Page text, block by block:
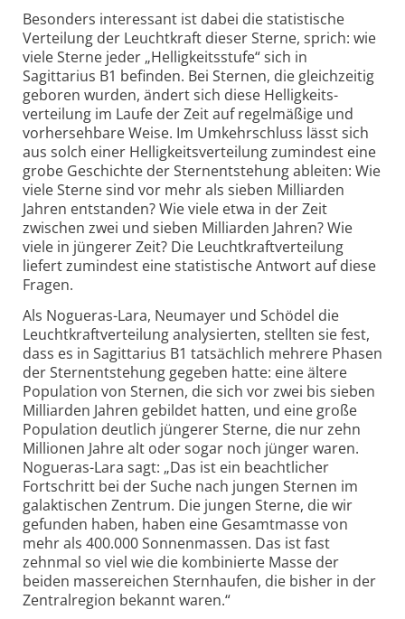
Besonders interessant ist dabei die statistische
Verteilung der Leuchtkraft dieser Sterne, sprich: wie
viele Sterne jeder „Helligkeitsstufe“ sich in
Sagittarius B1 befinden. Bei Sternen, die gleichzeitig
geboren wurden, ändert sich diese Helligkeits­
verteilung im Laufe der Zeit auf regelmäßige und
vorhersehbare Weise. Im Umkehrschluss lässt sich
aus solch einer Helligkeitsverteilung zumindest eine
grobe Geschichte der Sternentstehung ableiten: Wie
viele Sterne sind vor mehr als sieben Milliarden
Jahren entstanden? Wie viele etwa in der Zeit
zwischen zwei und sieben Milliarden Jahren? Wie
viele in jüngerer Zeit? Die Leuchtkraftverteilung
liefert zumindest eine statistische Antwort auf diese
Fragen.
Als Nogueras-Lara, Neumayer und Schödel die
Leuchtkraftverteilung analysierten, stellten sie fest,
dass es in Sagittarius B1 tatsächlich mehrere Phasen
der Sternentstehung gegeben hatte: eine ältere
Population von Sternen, die sich vor zwei bis sieben
Milliarden Jahren gebildet hatten, und eine große
Population deutlich jüngerer Sterne, die nur zehn
Millionen Jahre alt oder sogar noch jünger waren.
Nogueras-Lara sagt: „Das ist ein beachtlicher
Fortschritt bei der Suche nach jungen Sternen im
galaktischen Zentrum. Die jungen Sterne, die wir
gefunden haben, haben eine Gesamtmasse von
mehr als 400.000 Sonnenmassen. Das ist fast
zehnmal so viel wie die kombinierte Masse der
beiden massereichen Sternhaufen, die bisher in der
Zentralregion bekannt waren.“